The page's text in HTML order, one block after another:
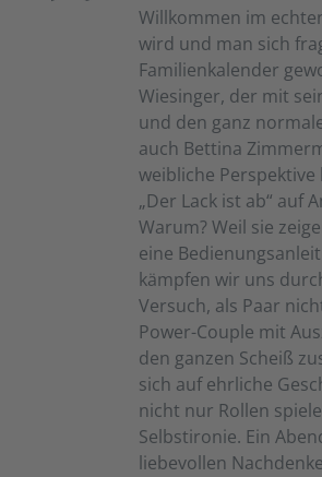
Willkommen im
wird und man sich
Familienkalender
Wiesinger, der mit
und den ganz
auch Bettina
weibliche
„Der Lack ist ab“ auf
Warum? Weil sie
eine
kämpfen wir uns
Versuch, als Paar
Power-Couple mit
den ganzen Scheiß
sich auf ehrliche
nicht nur Rollen
Selbstironie. Ein
liebevollen